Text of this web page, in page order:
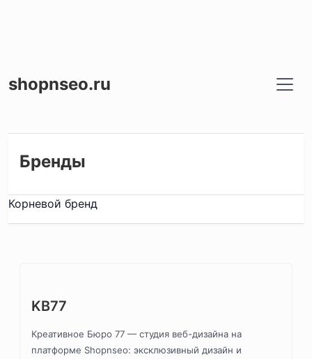
shopnseo.ru
Бренды
Корневой бренд
KB77
Креативное Бюро 77 — студия веб-дизайна на
платформе Shopnseo: эксклюзивный дизайн и